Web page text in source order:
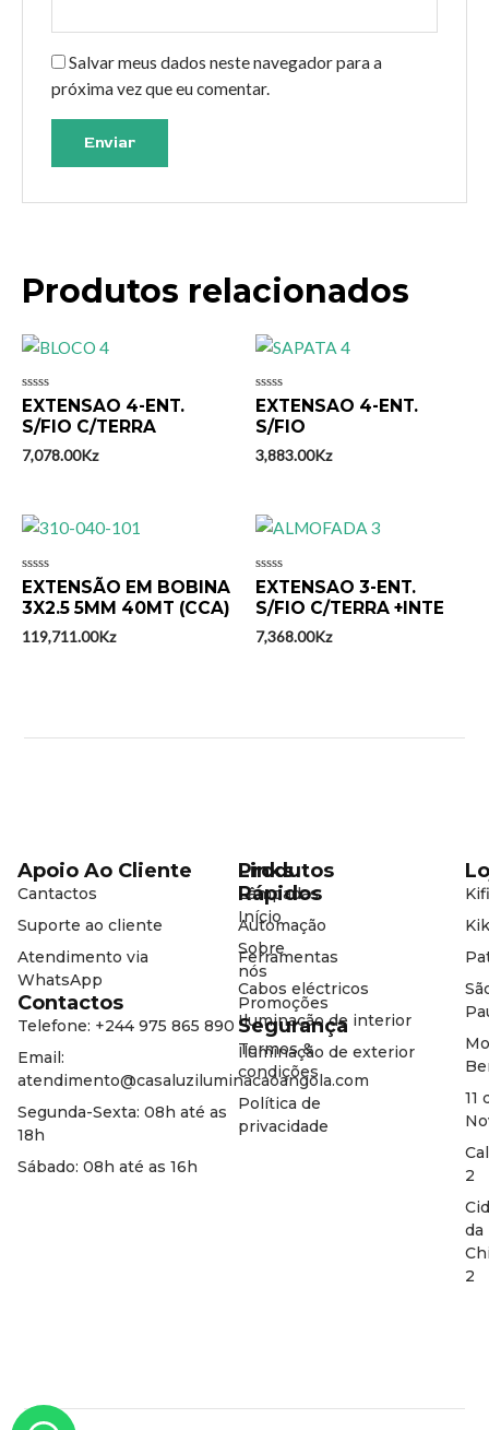
Salvar meus dados neste navegador para a
próxima vez que eu comentar.
Produtos relacionados
Avaliação
0
de
EXTENSAO 4-ENT.
S/FIO C/TERRA
7,078.00Kz
Avaliação
0
de
EXTENSAO 4-ENT.
S/FIO
3,883.00Kz
Avaliação
0
de
EXTENSÃO EM BOBINA
3X2.5 5MM 40MT (CCA)
119,711.00Kz
Avaliação
0
de
EXTENSAO 3-ENT.
S/FIO C/TERRA +INTE
7,368.00Kz
11
2
da
2
Produtos
Lâmpadas
Automação
Ferramentas
Cabos eléctricos
Iluminação de interior
Iluminação de exterior
Links
Rápidos
Início
Sobre
nós
Promoções
Segurança
Termos &
condições
Política de
privacidade
Apoio Ao Cliente
Cantactos
Suporte ao cliente
Atendimento via
WhatsApp
Contactos
Telefone: +244 975 865 890
Email:
atendimento@casaluziluminacaoangola.com
Segunda-Sexta: 08h até as
18h
Sábado: 08h até as 16h